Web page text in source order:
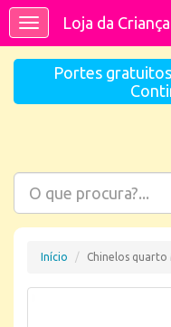
ToggleLoja da Criança
Portes
Início Chinelos